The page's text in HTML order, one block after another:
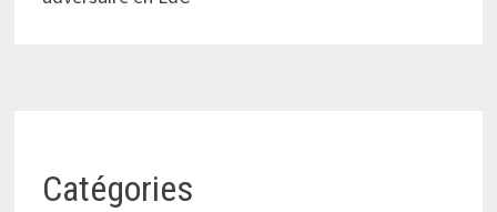
Catégories